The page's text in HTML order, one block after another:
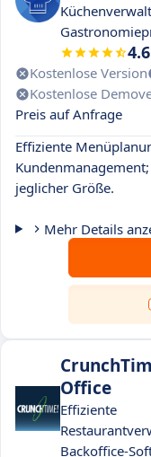
4.6
Kostenlose Version
Kostenlose
Preis auf Anfrage
Effiziente
jeglicher Größe.
Mehr Details
Office
Effiziente
Backoffice-